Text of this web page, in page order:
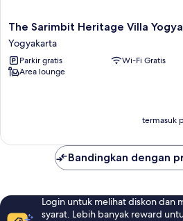
The
Sarimbit
Heritage
Villa
Yogyakarta
The Sarimbit Heritage Villa
Yogyakarta
Parkir gratis
Wi-Fi Gratis
Area lounge
termasuk
Bandingkan dengan
Login untuk melihat diskon dan
syarat. Lebih banyak reward